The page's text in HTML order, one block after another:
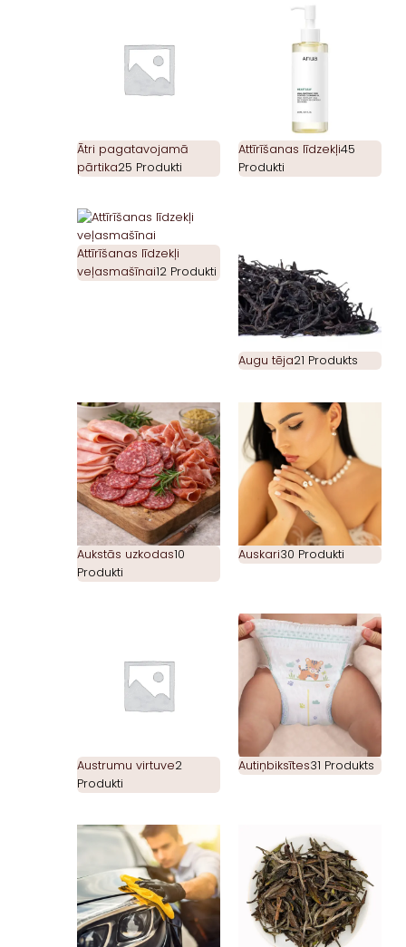
Ātri pagatavojamā
pārtika25 Produkti
Attīrīšanas līdzekļi45
Produkti
Attīrīšanas līdzekļi
veļasmašīnai12 Produkti
Augu tēja21 Produkts
Aukstās uzkodas10
Produkti
Auskari30 Produkti
Austrumu virtuve2
Produkti
Autiņbiksītes31 Produkts